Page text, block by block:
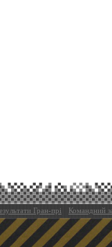
Гран-прі Командний